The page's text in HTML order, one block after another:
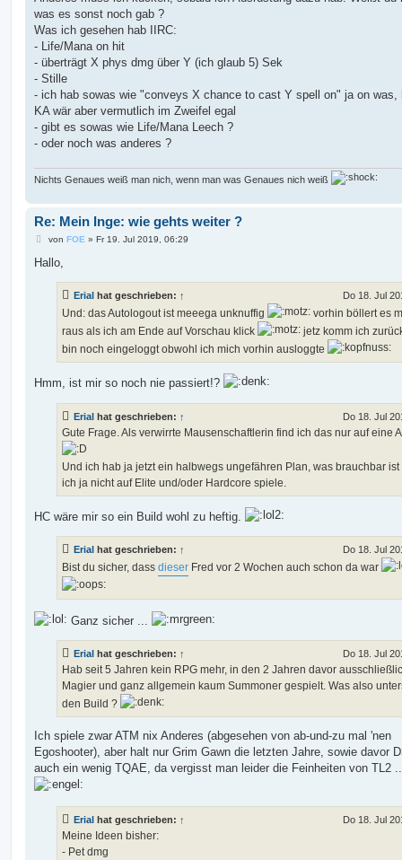
was es sonst noch gab ?
Was ich gesehen hab IIRC:
- Life/Mana on hit
- überträgt X phys dmg über Y (ich glaub 5) Sek
- Stille
- ich hab sowas wie "conveys X chance to cast Y spell on" ja on was,
KA wär aber vermutlich im Zweifel egal
- gibt es sowas wie Life/Mana Leech ?
- oder noch was anderes ?
Nichts Genaues weiß man nich, wenn man was Genaues nich weiß
Re: Mein Inge: wie gehts weiter ?
B
i
von FOE » Fr 19. Jul 2019, 06:29
Hallo,
Erial hat geschrieben: ↑ Do 18. Jul
Und: das Autologout ist meeega unknuffig
vorhin böllert es
raus als ich am Ende auf Vorschau klick
jetz komm ich
bin noch eingeloggt obwohl ich mich vorhin ausloggte
Hmm, ist mir so noch nie passiert!?
Erial hat geschrieben: ↑ Do 18. Jul
Gute Frage. Als verwirrte Mausenschaftlerin find ich das nur auf eine
Und ich hab ja jetzt ein halbwegs ungefähren Plan, was brauchbar ist
ich ja nicht auf Elite und/oder Hardcore spiele.
HC wäre mir so ein Build wohl zu heftig.
Erial hat geschrieben: ↑ Do 18. Jul
Bist du sicher, dass dieser Fred vor 2 Wochen auch schon da war
Ganz sicher ...
Erial hat geschrieben: ↑ Do 18. Jul
Hab seit 5 Jahren kein RPG mehr, in den 2 Jahren davor
Magier und ganz allgemein kaum Summoner gespielt. Was also
den Build ?
Ich spiele zwar ATM nix Anderes (abgesehen von ab-und-zu mal 'nen
Egoshooter), aber halt nur Grim Gawn die letzten Jahre, sowie davor
auch ein wenig TQAE, da vergisst man leider die Feinheiten von TL2
Erial hat geschrieben: ↑ Do 18. Jul
Meine Ideen bisher:
- Pet dmg